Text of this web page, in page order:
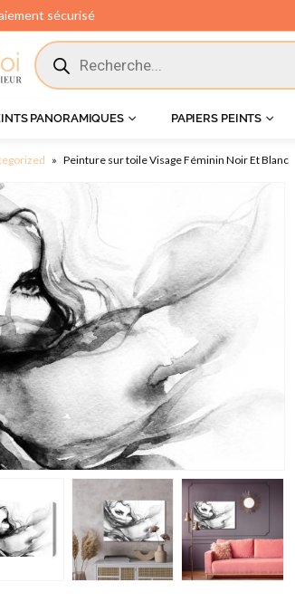
sécurisé
PANORAMIQUES PAPIERS PEINTS
» Peinture sur toile Visage Féminin Noir Et Blanc